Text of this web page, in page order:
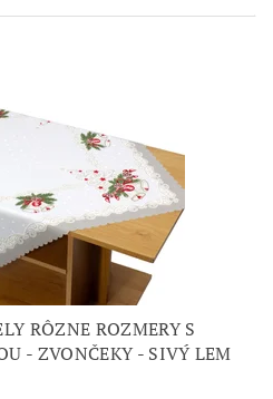
RÔZNE ROZMERY S
- ZVONČEKY - SIVÝ LEM